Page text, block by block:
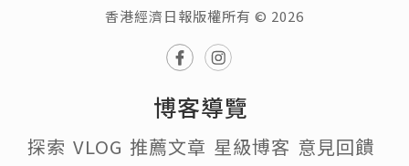
香港經濟日報版權所有 © 2026
博客導覽
探索 VLOG 推薦文章 星級博客 意見回饋